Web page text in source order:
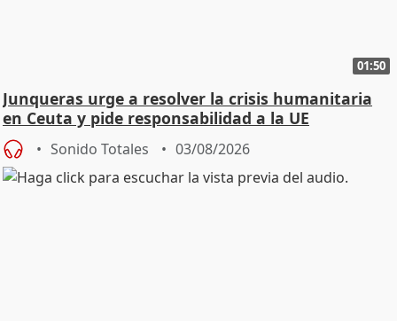
01:50
Junqueras urge a resolver la crisis humanitaria
en Ceuta y pide responsabilidad a la UE
Sonido Totales 03/08/2026